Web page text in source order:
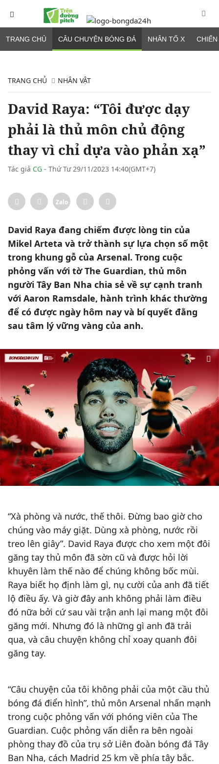
TRANG CHỦ CÂU CHUYỆN BÓNG ĐÁ NHÂN TỐ X
TRANG CHỦ NHÂN VẬT
David Raya: “Tôi được dạy
phải là thủ môn chủ động
thay vì chỉ dựa vào phản xạ”
Tác giả CG - Thứ Tư 29/11/2023 14:40(GMT+7)
Zalo
David Raya đang chiếm được lòng tin của
Mikel Arteta và trở thành sự lựa chọn số một
trong khung gỗ của Arsenal. Trong cuộc
phỏng vấn với tờ The Guardian, thủ môn
người Tây Ban Nha chia sẻ về sự cạnh tranh
với Aaron Ramsdale, hành trình khác thường
để có được ngày hôm nay và bí quyết đằng
sau tâm lý vững vàng của anh.
“Xà phòng và nước, thế thôi. Đừng bao giờ cho
chúng vào máy giặt. Dùng xà phòng, nước rồi
treo lên giây”. David Raya được cho xem một đôi
găng tay thủ môn đã sờn cũ và được hỏi lời
khuyên làm thế nào để chúng không bốc mùi.
Raya biết họ định làm gì, nụ cười của anh đã tiết
lộ điều ấy. Và giờ đây anh không phải làm điều
đó nữa bởi cứ sau vài trận anh lại mang một đôi
găng mới. Nhưng đó là những gì anh đã trải
qua, và câu chuyện không chỉ xoay quanh đôi
găng tay.
“Câu chuyện của tôi không phải của một cầu thủ
bóng đá điển hình”, thủ môn Arsenal nhấn mạnh
trong cuộc phỏng vấn với phóng viên của The
Guardian. Cuộc phỏng vấn diễn ra bên ngoài
phòng thay đồ của trụ sở Liên đoàn bóng đá Tây
Ban Nha, cách Madrid 25 km về phía tây bắc.